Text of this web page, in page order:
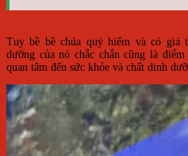
Tuy bề bề chúa quý hiếm và có
dưỡng của nó chắc chắn cũng là
quan tâm đến sức khỏe và chất dinh